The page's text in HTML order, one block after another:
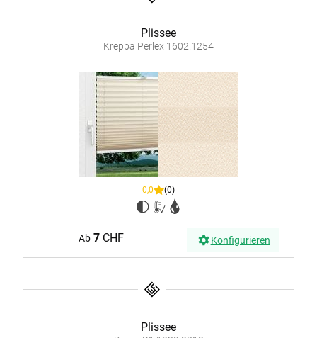
Plissee
Kreppa Perlex 1602.1254
0,0 (0)
Ab 7CHF Konfigurieren
Plissee